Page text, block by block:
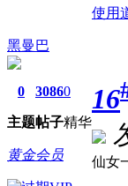
使用
黑曼巴
0
主题
3086
帖子
0
精华
黄金会员
16
仙女